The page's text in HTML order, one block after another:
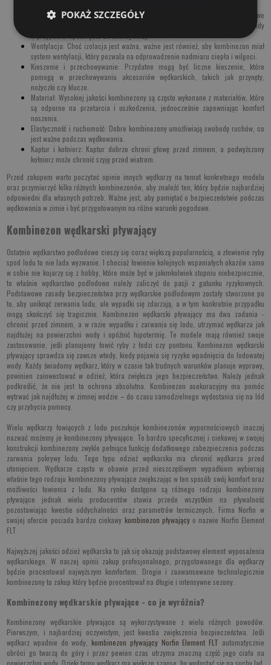
Bezpieczeństwo: Niektóre kombinezony mają wbudowane kamizelki ratunkowe
lub pływające elementy, które pomagają w utrzymaniu się na powierzchni wody
Wentylacja: Choć izolacja jest ważna, ważne jest również, aby kombinezon miał
system wentylacji, który pozwala na odprowadzenie nadmiaru ciepła i wilgoci.
Kieszenie i przechowywanie: Przydatne mogą być liczne kieszenie, które
pomogą w przechowywaniu akcesoriów wędkarskich, takich jak przynęty,
nożyczki czy klucze.
Materiał: Wysokiej jakości kombinezony są często wykonane z materiałów, które
są odporne na przetarcia i uszkodzenia, jednocześnie zapewniając komfort
noszenia.
Elastyczność i ruchomość: Dobre kombinezony umożliwiają swobodę ruchów, co
jest ważne podczas wędkowania.
Kaptur i kołnierz: Kaptur dobrze chroni głowę przed zimnem, a podwyższony
kołnierz może chronić szyję przed wiatrem.
Przed zakupem warto poczytać opinie innych wędkarzy na temat konkretnego modelu
oraz przymierzyć kilka różnych kombinezonów, aby znaleźć ten, który będzie najbardziej
odpowiedni dla własnych potrzeb. Ważne jest, aby pamiętać o bezpieczeństwie podczas
wędkowania w zimie i być przygotowanym na różne warunki pogodowe.
Kombinezon wędkarski pływający
Ostatnio wędkarstwo podlodowe cieszy się coraz większą popularnością, a złowienie ryby
spod lodu to nie lada wyzwanie. I chociaż łowienie kolejnych wspaniałych okazów samo
w sobie nie kojarzy się z hobby, które może być w jakimkolwiek stopniu niebezpiecznie,
to właśnie wędkarstwo podlodowe należy zaliczyć do pasji z gatunku ryzykownych.
Podstawowe zasady bezpieczeństwa przy wędkarskie podlodowym zostały stworzone po
to, aby uniknąć zerwania lodu, ale wypadki się zdarzają, a w tym konkretnie przypadku
mogą skończyć się tragicznie. Kombinezon wędkarski pływający ma dwa zadania -
chronić przed zimnem, a w razie wypadku i zarwania się lodu, utrzymać wędkarza jak
najdłużej na powierzchni wody i opóźnić hipotermię. Te modele mają również swoje
zastosowanie, jeśli planujemy łowić ryby z łodzi czy pontonu. Kombinezon wędkarski
pływający sprawdza się zawsze wtedy, kiedy pojawia się ryzyko wpadnięcia do lodowatej
wody. Każdy świadomy wędkarz, który w czasie tak trudnych warunków planuje wyprawy,
powinien zainwestować w odzież, która zwiększa jego bezpieczeństwo. Należy jednak
podkreślić, że nie jest to ochrona absolutna. Kombinezon asekuracyjny ma pomóc
wytrwać jak najdłużej w zimnej wodzie – do czasu samodzielnego wydostania się na lód
czy przybycia pomocy.
Wielu wędkarzy łowiących z lodu poszukuje kombinezonów wypornościowych inaczej
nazwać możemy je kombinezony pływające. To bardzo specyficznej i ciekawej w swojej
konstrukcji kombinezony zwykle pełniące funkcję dodatkowego zabezpieczenia podczas
zarwania pokrywy lodu. Tego typu odzież wędkarska ma chronić wędkarza przed
utonięciem. Wędkarze często w obawie przed nieszczęśliwym wypadkiem wybierają
właśnie tego rodzaju kombinezony pływające zwiększając w ten sposób swój komfort oraz
możliwości łowienia z lodu. Na rynku dostępne są różnego rodzaju kombinezony
pływające jednak wielu producentów stawia przede wszystkim na pływalność
pozostawiając kwestie oddychalności oraz parametrów termicznych. Firma Norfin w
swojej ofercie posiada bardzo ciekawy kombinezon pływającyo nazwie Norfin Element
FLT
Najwyższej jakości odzież wędkarska to jak się okazuję podstawowy element wyposażenia
wędkarskiego. W naszej opinii zakup profesjonalnego, przygotowanego dla wędkarzy
będzie procentował najwyższym komfortem. Drogie i zaawansowane technologicznie
kombinezony to zakup który będzie procentował na długie i intensywne sezony.
Kombinezony wędkarskie pływające - co je wyróżnia?
Kombinezony wędkarskie pływające są wykorzystywane z wielu różnych powodów.
Pierwszym, i najbardziej oczywistym, jest kwestia zwiększenia bezpieczeństwa. Jeśli
wędkarz wpadnie do wody, kombinezon pływający Norfin Element FLT automatycznie
obróci go twarzą do góry i przez pewien czas utrzyma znaczną część jego ciała na
powierzchni wody. Dzięki temu wędkarz ma większe szanse, by wydostać się na suchy ląd,
POKAŻ SZCZEGÓŁY